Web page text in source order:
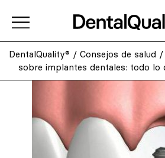
DentalQuality® / Consejos de salud /
sobre implantes dentales: todo lo